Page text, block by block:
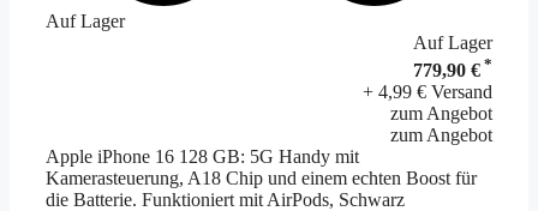
Auf Lager
Auf Lager
779,90 € *
+ 4,99 € Versand
zum Angebot
zum Angebot
Apple iPhone 16 128 GB: 5G Handy mit
Kamerasteuerung, A18 Chip und einem echten Boost für
die Batterie. Funktioniert mit AirPods, Schwarz